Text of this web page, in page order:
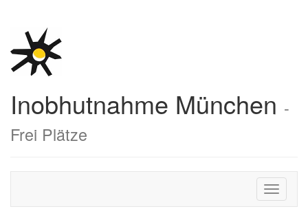
Inobhutnahme München -
Frei Plätze
Toggle